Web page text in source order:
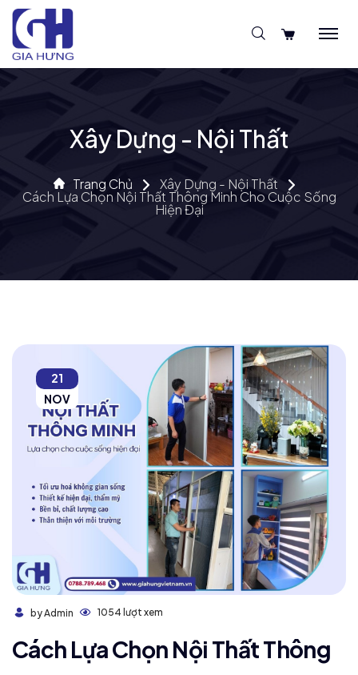
Xây Dựng - Nội Thất
Trang Chủ Xây Dựng - Nội Thất
Cách Lựa Chọn Nội Thất Thông Minh Cho Cuộc Sống
Hiện Đại
21
NOV
by Admin 1054 lượt xem
Cách Lựa Chọn Nội Thất Thông